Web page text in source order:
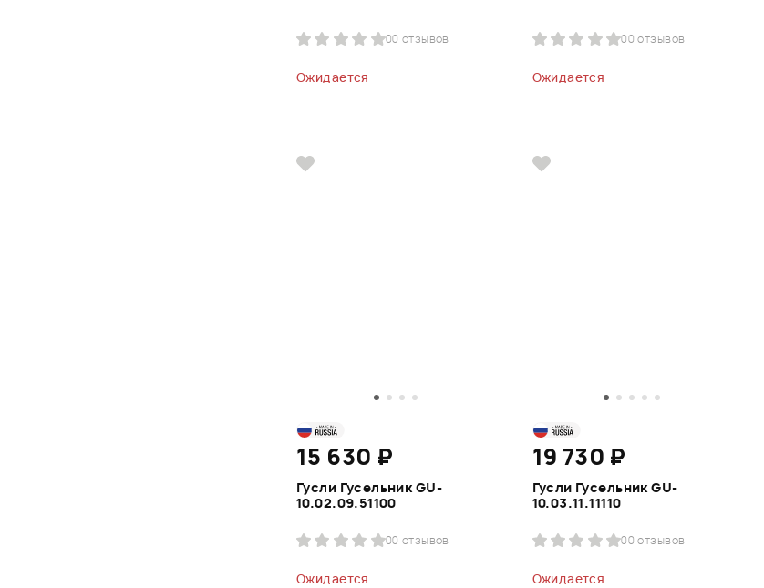
00 отзывов
Ожидается
00 отзывов
Ожидается
15 630 ₽
Гусли Гусельник GU-
10.02.09.51100
00 отзывов
Ожидается
19 730 ₽
Гусли Гусельник GU-
10.03.11.11110
00 отзывов
Ожидается